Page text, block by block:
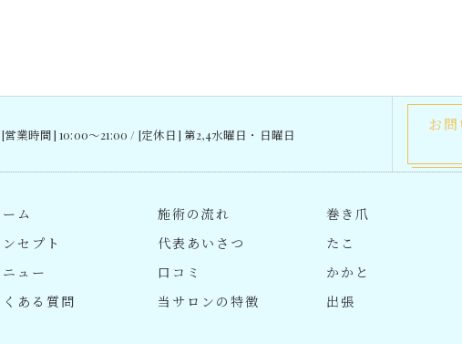
[営業時間] 10:00～21:00 / [定休日] 第2,4水曜日・日曜日
お
ーム
ンセプト
ュー
くある質問
施術の流れ
代表あいさつ
口コミ
当サロンの特徴
巻き爪
たこ
かかと
出張